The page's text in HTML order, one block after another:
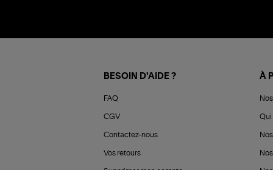
BESOIN D'AIDE ?
FAQ
CGV
Contactez-nous
Vos retours
À
Qui